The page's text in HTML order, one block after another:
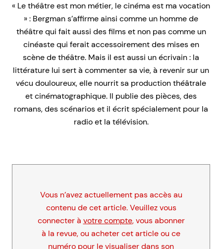
« Le théâtre est mon métier, le cinéma est ma vocation
» : Bergman s’affirme ainsi comme un homme de
théâtre qui fait aussi des films et non pas comme un
cinéaste qui ferait accessoirement des mises en
scène de théâtre. Mais il est aussi un écrivain : la
littérature lui sert à commenter sa vie, à revenir sur un
vécu douloureux, elle nourrit sa production théâtrale
et cinématographique. Il publie des pièces, des
romans, des scénarios et il écrit spécialement pour la
radio et la télévision.
Vous n’avez actuellement pas accès au
contenu de cet article. Veuillez vous
connecter à votre compte, vous abonner
à la revue, ou acheter cet article ou ce
numéro pour le visualiser dans son